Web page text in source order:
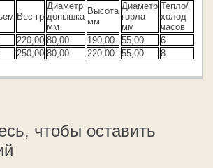
Вес гр
Диаметр
донышка
мм
Высота
мм
Диаметр
горла
мм
Тепло/
холод
часов
220,00 80,00 190,00 55,00
6
250,00 80,00 220,00 55,00 8
чтобы оставить